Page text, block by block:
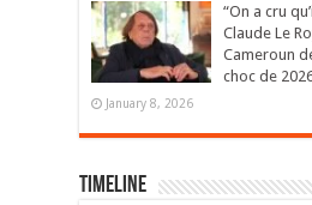
“On a cru
Claude Le
Cameroun
choc de
January 8, 2026
Timeline